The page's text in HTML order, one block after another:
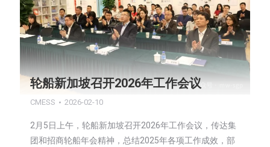
轮船新加坡召开2026年工作会议
CMESS 2026-02-10
2月5日上午，轮船新加坡召开2026年工作会议，传达集
团和招商轮船年会精神，总结2025年各项工作成效，部